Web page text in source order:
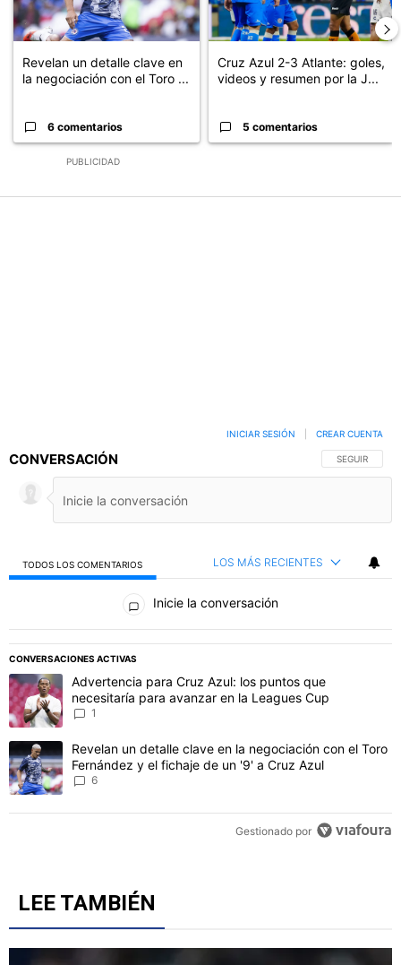
PUBLICIDAD
Revelan un detalle clave en
la negociación con el Toro ...
6 comentarios
Cruz Azul 2-3 Atlante: goles,
videos y resumen por la J...
5 comentarios
CONVERSACIÓN SIGA ESTA
SEGUIR
INICIAR SESIÓN CREAR CUENTA
TODOS LOS COMENTARIOS LOS MÁS RECIENTES
Todos los comentarios
Inicie la conversación
CONVERSACIONES ACTIVAS
Este listado muestra los artículos con más comentarios en los
Un artículo de tendencia con el título "Advertencia para Cruz
Advertencia para Cruz Azul: los puntos que
necesitaría para avanzar en la Leagues Cup
Un artículo de tendencia con el título "Revelan un detalle clave
Revelan un detalle clave en la negociación con el Toro